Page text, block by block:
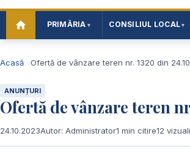
PRIMĂRIA CONSILIUL LOCAL
Acasă Ofertă de vânzare teren nr. 1320 din
ANUNȚURI
Ofertă de vânzare teren
24.10.2023Autor: Administrator1 min citire12